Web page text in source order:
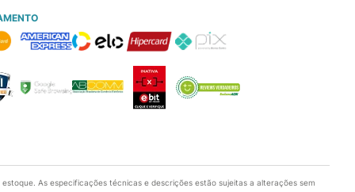
As especificações técnicas e descrições estão sujeitas a alterações sem